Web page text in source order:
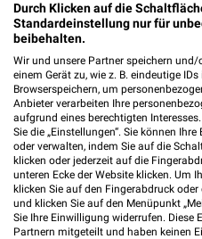
weekli Magazin
Erlebe mit Lidl und Andre Agassi die neuesten Silvercrest Küchengeräte
Durch Klicken auf die
Standardeinstellung nur für
beibehalten.
Wir und unsere Partner speichern
einem Gerät zu, wie z. B. eindeutige
Browserspeichern, um
Anbieter verarbeiten Ihre
aufgrund eines berechtigten
Sie die „Einstellungen“. Sie können
oder verwalten, indem Sie auf die
klicken oder jederzeit auf die
unteren Ecke der Website klicken. Um
klicken Sie auf den Fingerabdruck
und klicken Sie auf den Menüpunkt
Sie Ihre Einwilligung widerrufen. Diese
Partnern mitgeteilt und haben keinen